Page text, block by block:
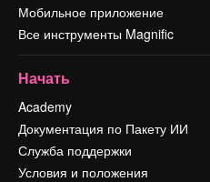
Мобильное приложение
Все инструменты Magnific
Начать
Academy
Документация по Пакету ИИ
Служба поддержки
Условия и положения